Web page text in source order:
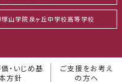
塚山学院泉ヶ丘中学校高等学校
・いじめ基
方針
ご支援をお考え
の方へ